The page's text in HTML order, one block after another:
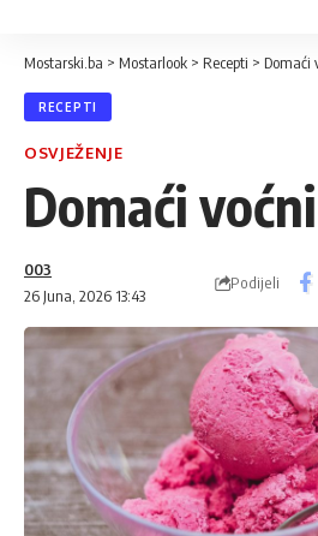
Mostarski.ba > Mostarlook > Recepti > Domaći
RECEPTI
OSVJEŽENJE
Domaći
26 Juna, 2026 13:43
003
Podijeli